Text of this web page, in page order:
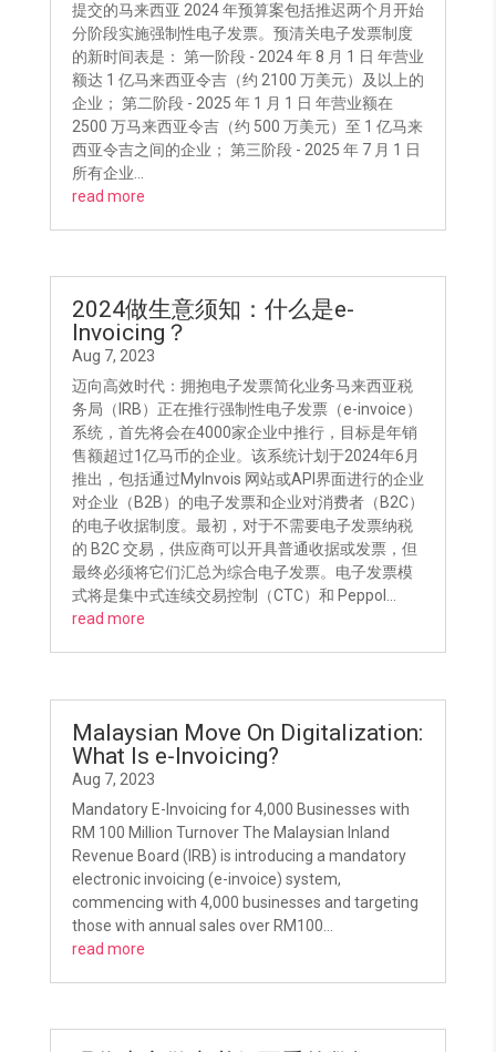
提交的马来西亚 2024 年预算案包括推迟两个月开始
分阶段实施强制性电子发票。预清关电子发票制度
的新时间表是： 第一阶段 - 2024 年 8 月 1 日 年营业
额达 1 亿马来西亚令吉（约 2100 万美元）及以上的
企业； 第二阶段 - 2025 年 1 月 1 日 年营业额在
2500 万马来西亚令吉（约 500 万美元）至 1 亿马来
西亚令吉之间的企业； 第三阶段 - 2025 年 7 月 1 日
所有企业...
read more
2024做生意须知：什么是e-
Invoicing？
Aug 7, 2023
迈向高效时代：拥抱电子发票简化业务马来西亚税
务局（IRB）正在推行强制性电子发票（e-invoice）
系统，首先将会在4000家企业中推行，目标是年销
售额超过1亿马币的企业。该系统计划于2024年6月
推出，包括通过MyInvois 网站或API界面进行的企业
对企业（B2B）的电子发票和企业对消费者（B2C）
的电子收据制度。最初，对于不需要电子发票纳税
的 B2C 交易，供应商可以开具普通收据或发票，但
最终必须将它们汇总为综合电子发票。电子发票模
式将是集中式连续交易控制（CTC）和 Peppol...
read more
Malaysian Move On Digitalization:
What Is e-Invoicing?
Aug 7, 2023
Mandatory E-Invoicing for 4,000 Businesses with
RM 100 Million Turnover The Malaysian Inland
Revenue Board (IRB) is introducing a mandatory
electronic invoicing (e-invoice) system,
commencing with 4,000 businesses and targeting
those with annual sales over RM100...
read more